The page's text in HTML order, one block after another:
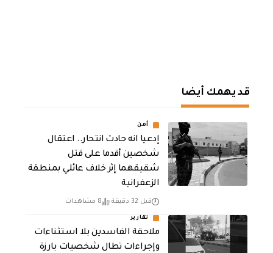
قد يهمك أيضا
أمن
إدعيا انه حادث انتحار.. اعتقال
شخصين أقدما على قتل
شقيقهما إثر خلاف عائلي بمنطقة
الزعفرانية
قبل 32 دقيقة 8 مشاهدات
تقارير
ملاحقة الفاسدين بلا استثناءات
وإجراءات تطال شخصيات بارزة